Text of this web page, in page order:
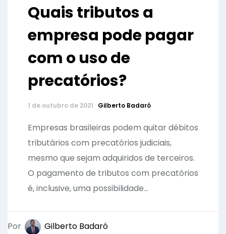
Quais tributos a
empresa pode pagar
com o uso de
precatórios?
1 de outubro de 2021 Gilberto Badaró
Empresas brasileiras podem quitar débitos
tributários com precatórios judiciais,
mesmo que sejam adquiridos de terceiros.
O pagamento de tributos com precatórios
é, inclusive, uma possibilidade...
Por Gilberto Badaró